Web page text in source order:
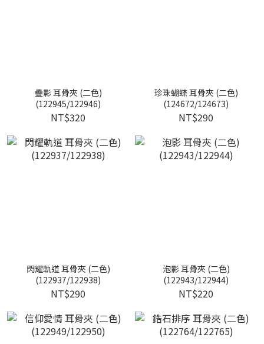
疊影 耳骨夾 (二色)
(122945/122946)
NT$320
珍珠蝴蝶 耳骨夾 (二色)
(124672/124673)
NT$290
閃耀軌道 耳骨夾 (二色)
(122937/122938)
NT$290
泡影 耳骨夾 (二色)
(122943/122944)
NT$220